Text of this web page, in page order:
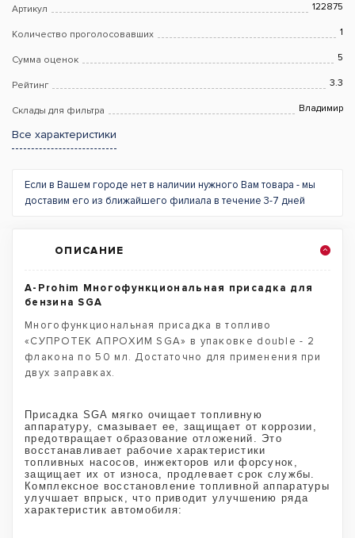
Артикул 122875
Количество проголосовавших 1
Сумма оценок 5
Рейтинг 3.3
Склады для фильтра Владимир
Все характеристики
Если в Вашем городе нет в наличии нужного Вам товара - мы
доставим его из ближайшего филиала в течение 3-7 дней
ОПИСАНИЕ
A-Prohim Многофункциональная присадка для
бензина SGA
Многофункциональная присадка в топливо
«СУПРОТЕК АПРОХИМ SGA» в упаковке double - 2
флакона по 50 мл. Достаточно для применения при
двух заправках.
Присадка SGA мягко очищает топливную
аппаратуру, смазывает ее, защищает от коррозии,
предотвращает образование отложений. Это
восстанавливает рабочие характеристики
топливных насосов, инжекторов или форсунок,
защищает их от износа, продлевает срок службы.
Комплексное восстановление топливной аппаратуры
улучшает впрыск, что приводит улучшению ряда
характеристик автомобиля: